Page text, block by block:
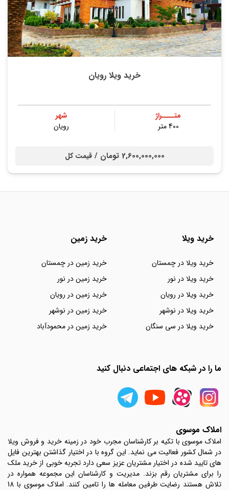
خرید ویلا رویان
متــــراژ
400 متر
شهر
رویان
2,600,000,000 تومان / قیمت کل
خرید ویلا
خرید ویلا در چمستان
خرید ویلا در نور
خرید ویلا در رویان
خرید ویلا در نوشهر
خرید ویلا در سی سنگان
خرید زمین
خرید زمین در چمستان
خرید زمین در نور
خرید زمین در رویان
خرید زمین در نوشهر
خرید زمین در محمودآباد
ما را در شبکه های اجتماعی دنبال کنید
املاک موسوی
املاک موسوی با تکیه بر کارشناسان مجرب خود در زمینه خرید و فروش ویلا
در شمال کشور فعالیت می نماید. این گروه با در اختیار گذاشتن بهترین فایل
های تایید شده در اختیار مشتریان عزیز سعی دارد تجربه خوبی از خرید ملک
را برای مشتریان رقم بزند. مدیریت و کارشناسان این مجموعه همواره در
تلاش هستند رضایت طرفین معامله ها را تامین کنند. املاک موسوی با 18